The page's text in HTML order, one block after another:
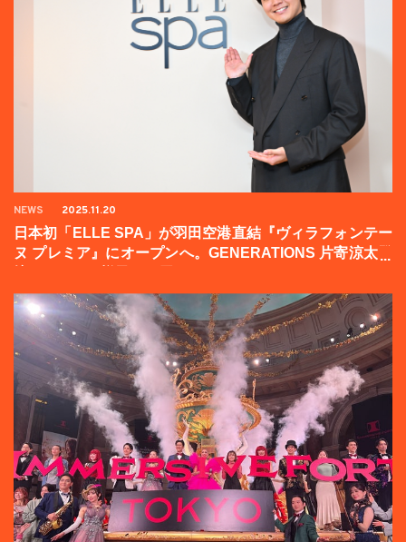
NEWS 2025.11.20
日本初「ELLE SPA」が羽田空港直結『ヴィラフォンテー
ヌ プレミア』にオープンへ。GENERATIONS 片寄涼太登